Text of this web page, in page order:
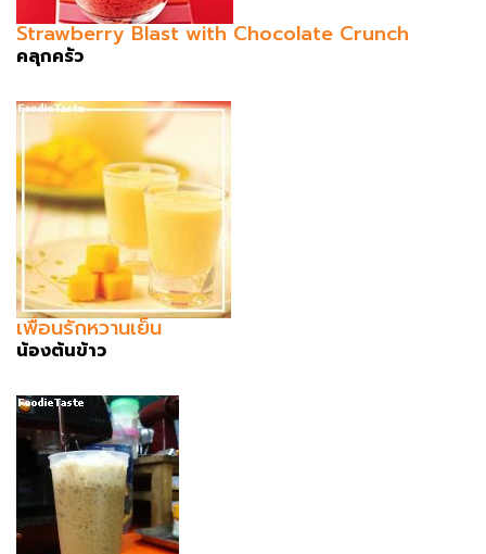
Strawberry Blast with Chocolate Crunch
คลุกครัว
เพื่อนรักหวานเย็น
น้องต้นข้าว